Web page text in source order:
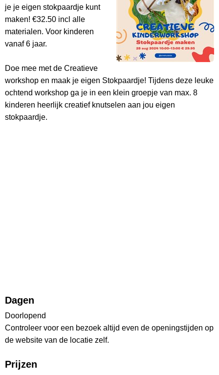
je je eigen stokpaardje kunt
maken! €32.50 incl alle
materialen. Voor kinderen
vanaf 6 jaar.
Doe mee met de Creatieve
workshop en maak je eigen Stokpaardje! Tijdens deze leuke
ochtend workshop ga je in een klein groepje van max. 8
kinderen heerlijk creatief knutselen aan jou eigen
stokpaardje.
Dagen
Doorlopend
Controleer voor een bezoek altijd even de openingstijden op
de website van de locatie zelf.
Prijzen